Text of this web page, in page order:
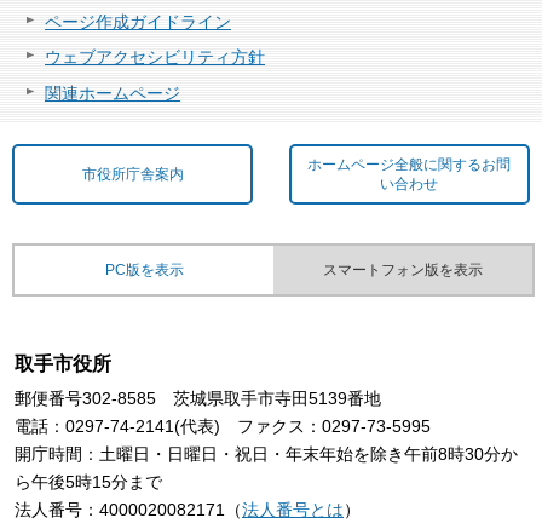
ページ作成ガイドライン
ウェブアクセシビリティ方針
関連ホームページ
市役所庁舎案内
ホームページ全般に関するお問
い合わせ
PC版を表示 スマートフォン版を表示
取手市役所
郵便番号302-8585 茨城県取手市寺田5139番地
電話：0297-74-2141(代表) ファクス：0297-73-5995
開庁時間：土曜日・日曜日・祝日・年末年始を除き午前8時30分か
ら午後5時15分まで
法人番号：4000020082171（法人番号とは）